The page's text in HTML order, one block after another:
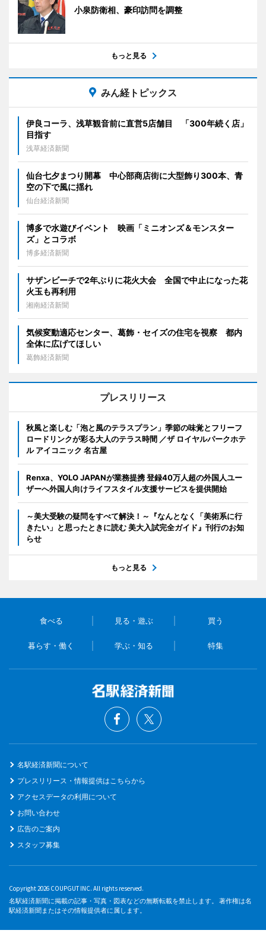
小泉防衛相、豪印訪問を調整
もっと見る
みん経トピックス
伊良コーラ、浅草観音前に直営5店舗目 「300年続く店」
目指す
浅草経済新聞
仙台七夕まつり開幕 中心部商店街に大型飾り300本、青
空の下で風に揺れ
仙台経済新聞
博多で水遊びイベント 映画「ミニオンズ＆モンスター
ズ」とコラボ
博多経済新聞
サザンビーチで2年ぶりに花火大会 全国で中止になった花
火玉も再利用
湘南経済新聞
気候変動適応センター、葛飾・セイズの住宅を視察 都内
全体に広げてほしい
葛飾経済新聞
プレスリリース
秋風と楽しむ「泡と風のテラスプラン」季節の味覚とフリーフ
ロードリンクが彩る大人のテラス時間 ／ザ ロイヤルパークホテ
ル アイコニック 名古屋
Renxa、YOLO JAPANが業務提携 登録40万人超の外国人ユー
ザーへ外国人向けライフスタイル支援サービスを提供開始
～美大受験の疑問をすべて解決！～『なんとなく「美術系に行
きたい」と思ったときに読む 美大入試完全ガイド』刊行のお知
らせ
もっと見る
食べる 見る・遊ぶ 買う
暮らす・働く 学ぶ・知る 特集
名駅経済新聞について
プレスリリース・情報提供はこちらから
アクセスデータの利用について
お問い合わせ
広告のご案内
スタッフ募集
Copyright 2026 COUPGUT INC. All rights reserved.
名駅経済新聞に掲載の記事・写真・図表などの無断転載を禁止します。 著作権は名
駅経済新聞またはその情報提供者に属します。